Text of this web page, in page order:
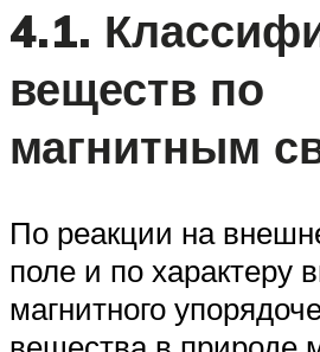
4.1.
веществ по
магнитным
По реакции на
поле и по характеру
магнитного